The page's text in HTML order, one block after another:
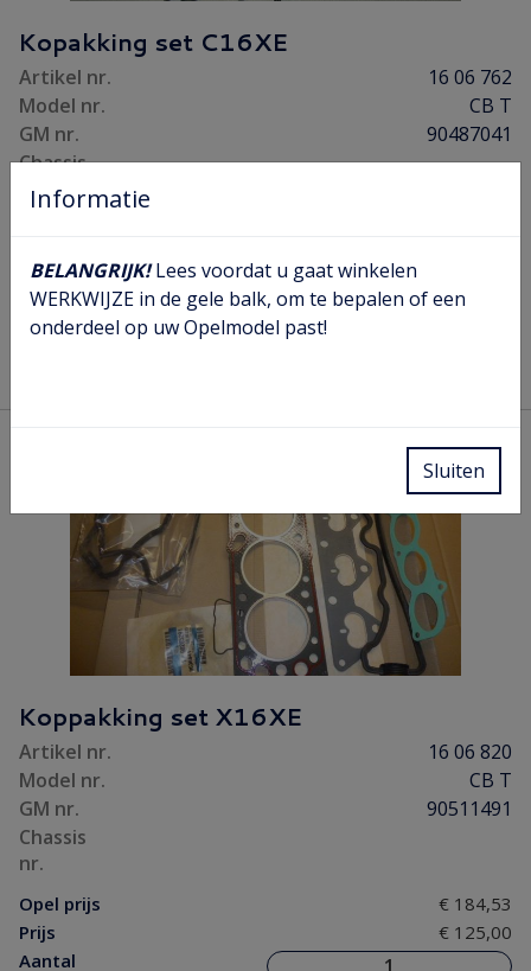
Kopakking set C16XE
Artikel nr.
16 06 762
Model nr.
CB T
GM nr.
90487041
Chassis
nr.
Prijs
Aantal
Bestellen
Koppakking set X16XE
Artikel nr.
16 06 820
Model nr.
CB T
GM nr.
90511491
Chassis
nr.
Opel prijs
€ 184,53
Prijs
€ 125,00
Aantal
Informatie
BELANGRIJK!Lees voordat u gaat winkelen
WERKWIJZE in de gele balk, om te bepalen of een
onderdeel op uw Opelmodel past!
Sluiten